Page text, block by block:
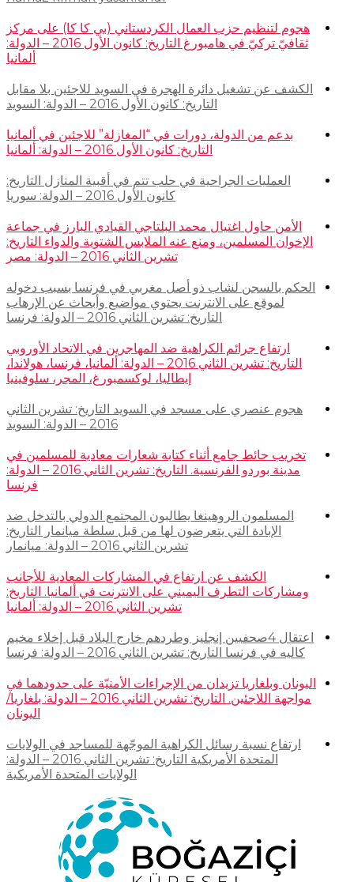
هجوم لتنظيم حزب العمال الكردستاني (بي كا كا) على مركز
ثقافيّ تركيّ في هامبورغ التاريخ: كانون الأول 2016 – الدولة:
ألمانيا
الكشف عن تشغيل دائرة الهجرة في السويد للاجئين بلا مقابل
التاريخ: كانون الأول 2016 – الدولة: السويد
بدعم من الدولة، دورات في “المغازلة” للاجئين في ألمانيا
التاريخ: كانون الأول 2016 – الدولة: ألمانيا
العمليات الجراحية في حلب تتم في أقبية المنازل التاريخ:
كانون الأول 2016 – الدولة: سوريا
الأمن حاول اغتيال محمد البلتاجي القيادي البارز في جماعة
الإخوان المسلمين، ومنع عنه الملابس الشتوية والدواء التاريخ:
تشرين الثاني 2016 – الدولة: مصر
الحكم بالسجن لشاب ذو أصل مغربي في فرنسا بسبب دخوله
لموقع على الانترنت يحتوي مواضيع وأبحاث عن الإرهاب
التاريخ: تشرين الثاني 2016 – الدولة: فرنسا
ارتفاع جرائم الكراهية ضد المهاجرين في الاتحاد الأوروبي
التاريخ: تشرين الثاني 2016 – الدولة: ألمانيا، فرنسا، هولاندا،
إيطاليا، لوكسمبورغ، المجر، سلوفينيا
هجوم عنصري على مسجد في السويد التاريخ: تشرين الثاني
2016 – الدولة: السويد
تخريب حائط جامع أثناء كتابة شعارات معادية للمسلمين في
مدينة بوردو الفرنسية. التاريخ: تشرين الثاني 2016 – الدولة:
فرنسا
المسلمون الروهينغا يطالبون المجتمع الدولي بالتدخل ضد
الإبادة التي يتعرضون لها من قبل سلطة ميانمار التاريخ:
تشرين الثاني 2016 – الدولة: ميانمار
الكشف عن ارتفاع في المشاركات المعادية للأجانب
ومشاركات التطرف اليميني على الانترنت في ألمانيا. التاريخ:
تشرين الثاني 2016 – الدولة: ألمانيا
اعتقال 4صحفيين إنجليز وطردهم خارج البلاد قبل إخلاء مخيم
كاليه في فرنسا التاريخ: تشرين الثاني 2016 – الدولة: فرنسا
اليونان وبلغاريا تزيدان من الإجراءات الأمنيّة على حدودهما في
مواجهة اللاجئين. التاريخ: تشرين الثاني 2016 – الدولة: بلغاريا/
اليونان
ارتفاع نسبة رسائل الكراهية الموجّهة للمساجد في الولايات
المتحدة الأمريكية التاريخ: تشرين الثاني 2016 – الدولة:
الولايات المتحدة الأمريكية